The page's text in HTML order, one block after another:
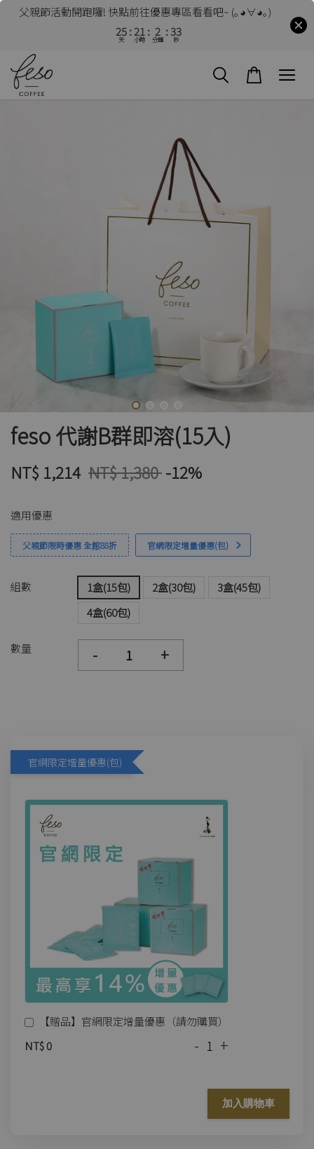
父親節活動開跑囉! 快點前往優惠專區看看吧~ (｡◕∀◕｡)
25
天
21
小時
2
分鐘
32
秒
feso 代謝B群即溶(15入)
NT$ 1,214 NT$ 1,380-12%
適用優惠
父親節限時優惠 全館88折 官網限定增量優惠(包)
組數 1盒(15包) 2盒(30包)
3盒(45包)
4盒(60包)
數量 - +
官網限定增量優惠(包)
【贈品】官網限定增量優惠（請勿購買）
NT$ 0
- +
加入購物車